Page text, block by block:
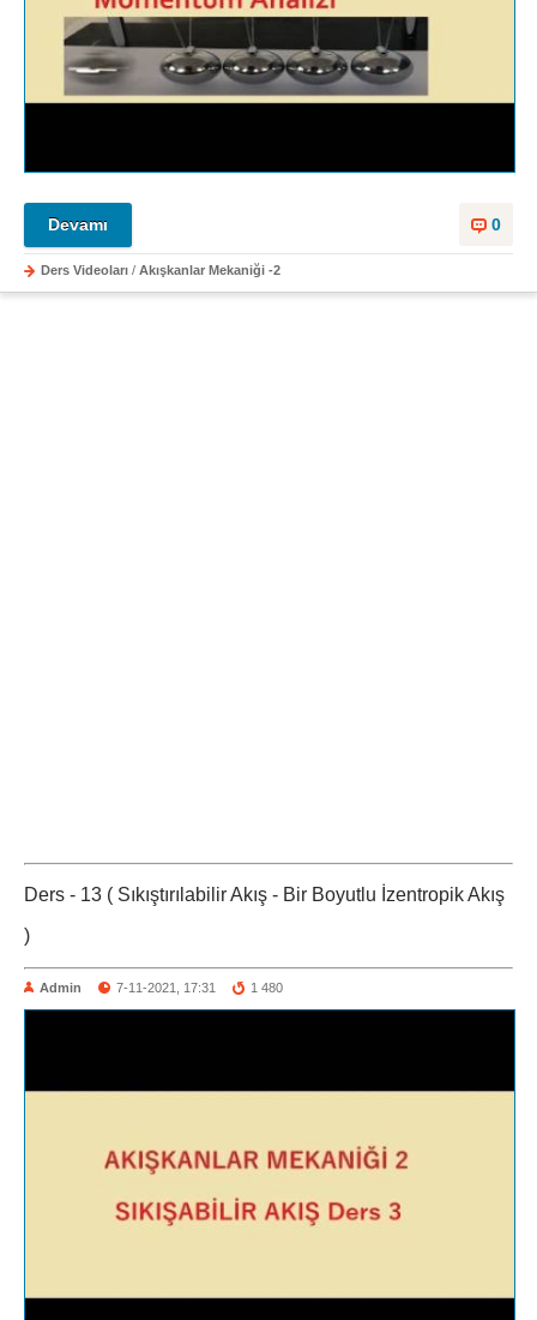
0
Devamı
Ders Videoları / Akışkanlar Mekaniği -2
Ders - 13 ( Sıkıştırılabilir Akış - Bir Boyutlu İzentropik Akış
)
Admin 7-11-2021, 17:31 1 480